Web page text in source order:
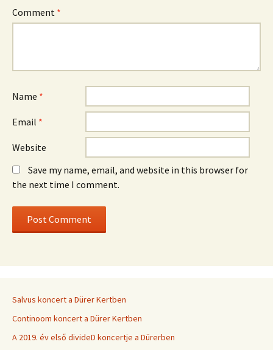
Comment *
Name *
Email *
Website
Save my name, email, and website in this browser for
the next time I comment.
Salvus koncert a Dürer Kertben
Continoom koncert a Dürer Kertben
A 2019. év első divideD koncertje a Dürerben